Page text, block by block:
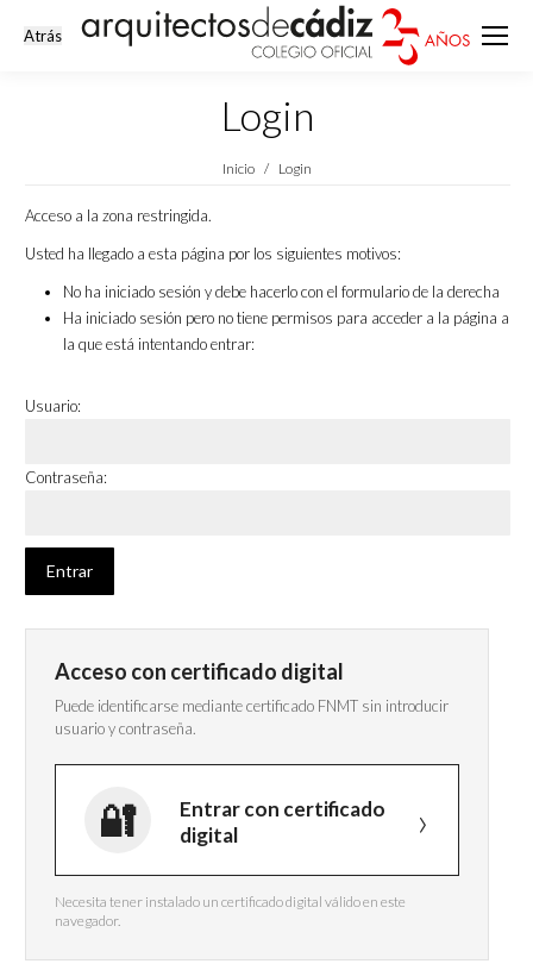
Login
Estás aquí:
Inicio Login
Acceso a la zona restringida.
Usted ha llegado a esta página por los siguientes motivos:
No ha iniciado sesión y debe hacerlo con el formulario de la derecha
Ha iniciado sesión pero no tiene permisos para acceder a la página a
la que está intentando entrar:
Usuario:
Contraseña:
Acceso con certificado digital
Puede identificarse mediante certificado FNMT sin introducir
usuario y contraseña.
Entrar con certificado
digital
Necesita tener instalado un certificado digital válido en este
navegador.